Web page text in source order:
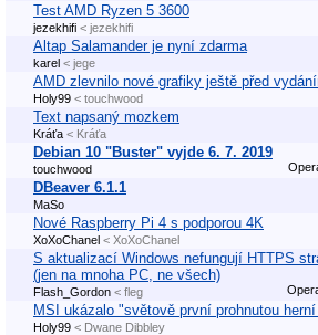
Test AMD Ryzen 5 3600
jezekhifi < jezekhifi
Altap Salamander je nyní zdarma
karel < jege
AMD zlevnilo nové grafiky ještě před
Holy99 < touchwood
Text napsaný mozkem
Kráťa < Kráťa
Debian 10 "Buster" vyjde 6. 7. 2019
touchwood
DBeaver 6.1.1
MaSo
Nové Raspberry Pi 4 s podporou 4K
XoXoChanel < XoXoChanel
S aktualizací Windows nefungují HTTPS
(jen na mnoha PC, ne všech)
Flash_Gordon < fleg
MSI ukázalo "světově první prohnutou
Holy99 < Dwane Dibbley